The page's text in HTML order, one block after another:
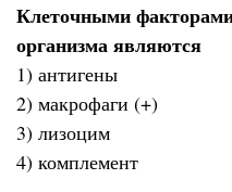
Клеточными
организма являются
1) антигены
2) макрофаги (+)
3) лизоцим
4) комплемент